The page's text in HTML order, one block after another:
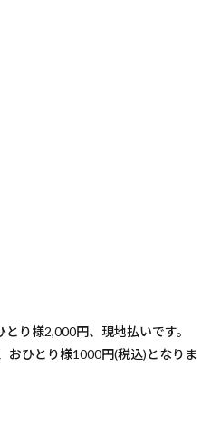
り様2,000円、現地払いです。
ひとり様1000円(税込)となりま